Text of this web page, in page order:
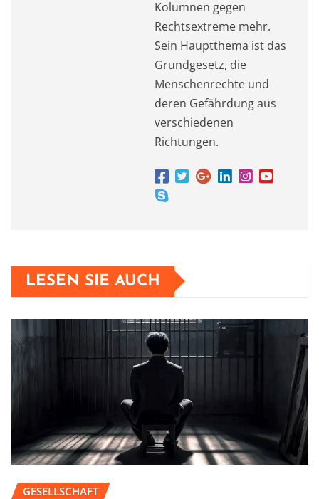
Kolumnen gegen
Rechtsextreme mehr.
Sein Hauptthema ist das
Grundgesetz, die
Menschenrechte und
deren Gefährdung aus
verschiedenen
Richtungen.
LESEN SIE AUCH
GESELLSCHAFT